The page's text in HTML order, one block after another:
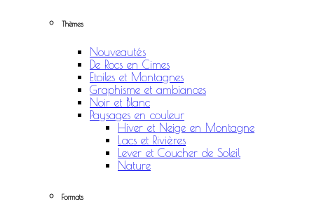
Thèmes
Nouveautés
De Rocs en Cimes
Etoiles et Montagnes
Graphisme et ambiances
Noir et Blanc
Paysages en couleur
Hiver et Neige en Montagne
Lacs et Rivières
Lever et Coucher de Soleil
Nature
Formats